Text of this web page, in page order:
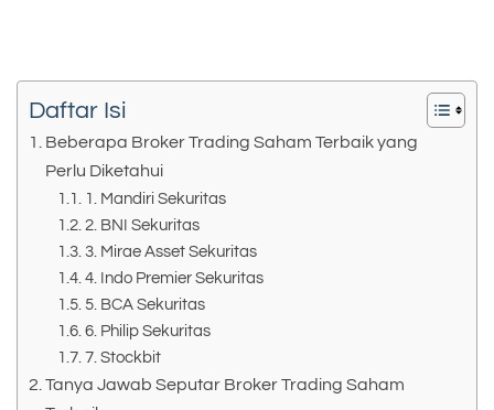
Daftar Isi
Beberapa Broker Trading Saham Terbaik yang
Perlu Diketahui
1. Mandiri Sekuritas
2. BNI Sekuritas
3. Mirae Asset Sekuritas
4. Indo Premier Sekuritas
5. BCA Sekuritas
6. Philip Sekuritas
7. Stockbit
Tanya Jawab Seputar Broker Trading Saham